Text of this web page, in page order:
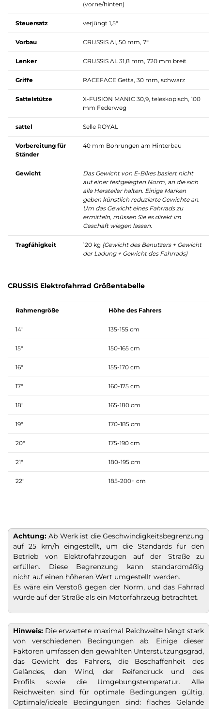
(vorne/hinten)
Steuersatz verjüngt 1,5"
Vorbau CRUSSIS Al, 50 mm, 7°
Lenker CRUSSIS AL 31,8 mm, 720 mm breit
Griffe RACEFACE Getta, 30 mm, schwarz
Sattelstütze
X-FUSION MANIC 30,9, teleskopisch, 100
mm Federweg
sattel Selle ROYAL
Vorbereitung für
Ständer
40 mm Bohrungen am Hinterbau
Gewicht
Das Gewicht von E-Bikes basiert nicht
auf einer festgelegten Norm, an die sich
alle Hersteller halten. Einige Marken
geben künstlich reduzierte Gewichte an.
Um das Gewicht eines Fahrrads zu
ermitteln, müssen Sie es direkt im
Geschäft wiegen lassen.
Tragfähigkeit 120 kg (Gewicht des Benutzers + Gewicht
der Ladung + Gewicht des Fahrrads)
CRUSSIS Elektrofahrrad Größentabelle
Rahmengröße Höhe des Fahrers
14″ 135-155 cm
15″ 150-165 cm
16″ 155-170 cm
17″ 160-175 cm
18″ 165-180 cm
19″ 170-185 cm
20″ 175-190 cm
21″ 180-195 cm
22″ 185-200+ cm
Achtung: Ab Werk ist die Geschwindigkeitsbegrenzung
auf 25 km/h eingestellt, um die Standards für den
Betrieb von Elektrofahrzeugen auf der Straße zu
erfüllen. Diese Begrenzung kann standardmäßig
nicht auf einen höheren Wert umgestellt werden.
Es wäre ein Verstoß gegen der Norm, und das Fahrrad
würde auf der Straße als ein Motorfahrzeug betrachtet.
Hinweis: Die erwartete maximal Reichweite hängt stark
von verschiedenen Bedingungen ab. Einige dieser
Faktoren umfassen den gewählten Unterstützungsgrad,
das Gewicht des Fahrers, die Beschaffenheit des
Geländes, den Wind, der Reifendruck und des
Profils sowie die Umgebungstemperatur. Alle
Reichweiten sind für optimale Bedingungen gültig.
Optimale/ideale Bedingungen sind: flaches Gelände